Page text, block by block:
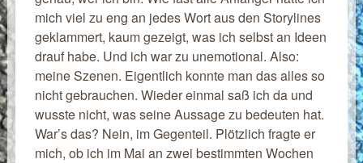
mich viel zu eng an jedes Wort aus den Storylines
geklammert, kaum gezeigt, was ich selbst an Ideen
drauf habe. Und ich war zu unemotional. Also:
meine Szenen. Eigentlich konnte man das alles so
nicht gebrauchen. Wieder einmal saß ich da und
wusste nicht, was seine Aussage zu bedeuten hat.
War’s das? Nein, im Gegenteil. Plötzlich fragte er
mich, ob ich im Mai an zwei bestimmten Wochen